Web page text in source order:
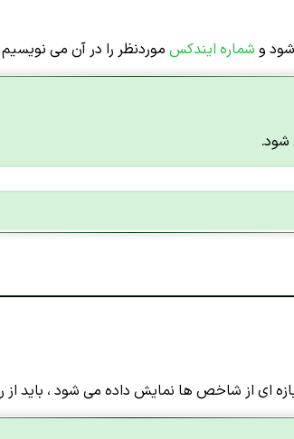
وشماره ایندکسموردنظر را در آن می نویسیم
ای از شاخص ها نمایش داده می شود ، باید